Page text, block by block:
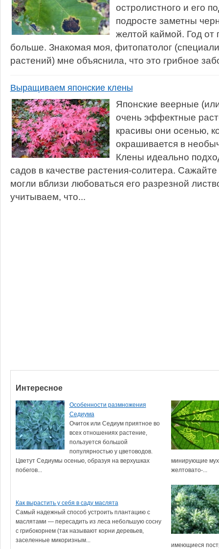
остролистного и его
подросте заметны
желтой каймой. Год от
больше. Знакомая моя, фитопатолог
растений) мне объяснила, что это грибное
Выращиваем японские клены
Японские веерные
очень эффектные
красивы они осенью,
окрашивается в
Клены идеально
садов в качестве растения-солитера.
могли вблизи любоваться его разрезной
учитываем, что...
Интересное
Особенности размножения
Седиума
Очиток или Седиум приятное во
всех отношениях растение,
пользуется большой
популярностью у цветоводов.
Цветут Седиумы осенью, образуя на верхушках
побегов...
минирующие
желтовато-...
Как вырастить у себя в саду маслята
Самый надежный способ устроить плантацию с
маслятами — пересадить из леса небольшую сосну
с грибокорнем (так называют корни деревьев,
заселенные микоризным...
имеющиеся